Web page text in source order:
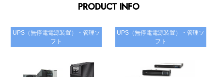
PRODUCT INFO
UPS（無停電電源装置）・管理ソ
フト
UPS（無停電電源装置）・管理ソ
フト